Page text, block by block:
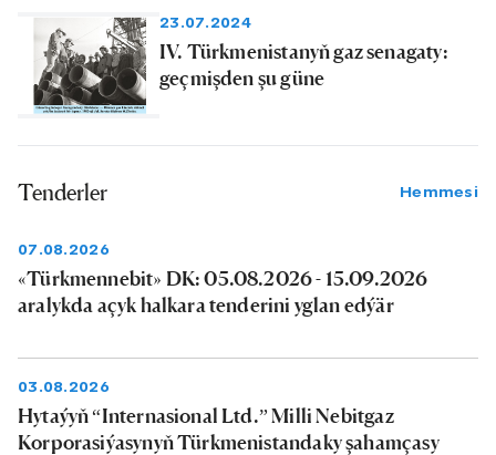
23.07.2024
IV. Türkmenistanyň gaz senagaty:
geçmişden şu güne
Tenderler Hemmesi
07.08.2026
«Türkmennebit» DK: 05.08.2026 - 15.09.2026
aralykda açyk halkara tenderini yglan edýär
03.08.2026
Hytaýyň “Internasional Ltd.” Milli Nebitgaz
Korporasiýasynyň Türkmenistandaky şahamçasy